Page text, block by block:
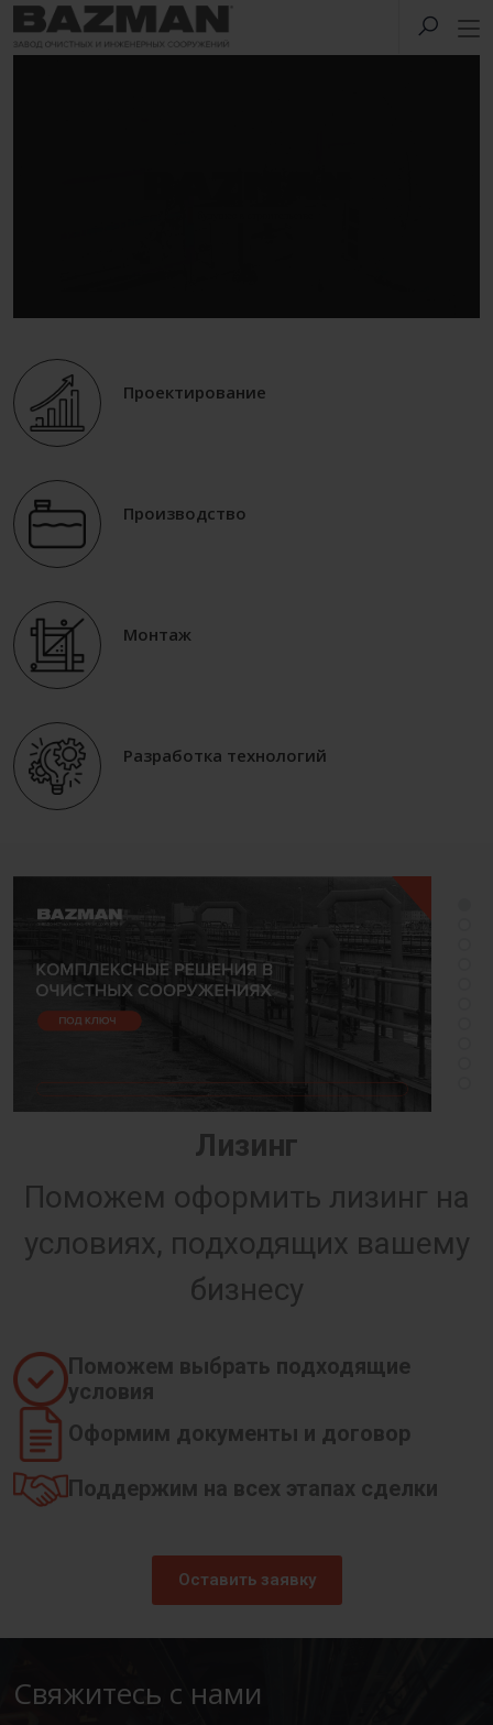
Проектирование
Производство
Монтаж
Разработка технологий
Лизинг
Поможем оформить лизинг на
условиях, подходящих вашему
бизнесу
Поможем выбрать подходящие
условия
Оформим документы и договор
Поддержим на всех этапах сделки
Оставить заявку
Свяжитесь с нами